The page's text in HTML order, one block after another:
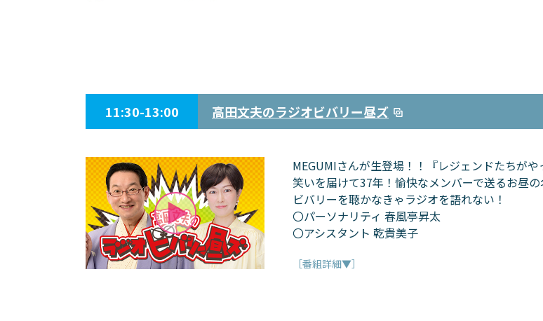
11:30-13:00 高田文夫のラジオビバリー昼ズ
MEGUMIさんが生登場！！『レジェンドたちが
笑いを届けて37年！愉快なメンバーで送るお昼の
ビバリーを聴かなきゃラジオを語れない！
〇パーソナリティ 春風亭昇太
〇アシスタント 乾貴美子
［番組詳細▼］